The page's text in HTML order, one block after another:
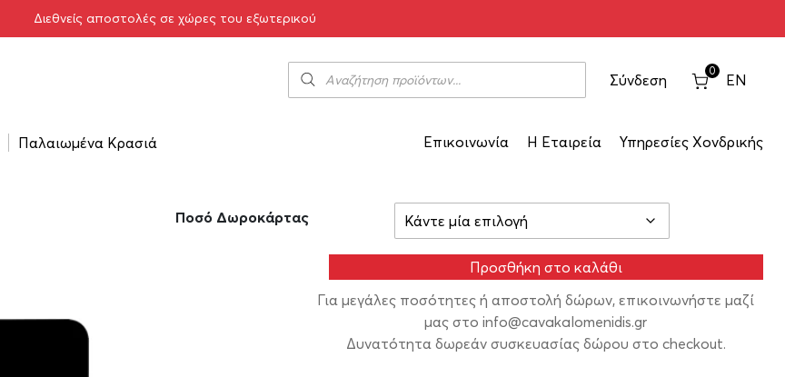
Διεθνείς αποστολές σε χώρες του εξωτερικού
Σύνδεση
0
EN
Παλαιωμένα Κρασιά Επικοινωνία Η Εταιρεία Υπηρεσίες Χονδρικής
Gift Card
€–200.00€
Ποσό Δωροκάρτας
Προσθήκη στο καλάθι
Για μεγάλες ποσότητες ή αποστολή δώρων, επικοινωνήστε μαζί
μας στο info@cavakalomenidis.gr
Δυνατότητα δωρεάν συσκευασίας δώρου στο checkout.